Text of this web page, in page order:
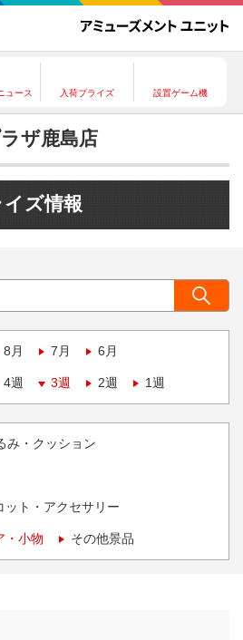
ュース 入荷プライズ 設置ゲーム機
ザ鹿島店
イズ情報
8月 7月 6月
4週 3週 2週 1週
み・クッション
ット・アクセサリー
・小物 その他景品